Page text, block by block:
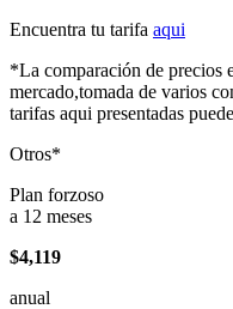
Encuentra tu tarifa aqui
*La comparación de precios
mercado,tomada de varios
tarifas aqui presentadas
Otros*
Plan forzoso
a 12 meses
$4,119
anual